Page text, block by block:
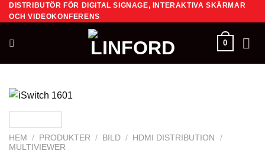
Skip
to
DISTRIBUTÖR FÖR DIGITAL SIGNAGE, INTERAKTIVA SKÄRMAR
OCH VIDEOKONFERENS
0
HEM / PRODUKTER / BILD / HDMI DISTRIBUTION
/
MULTIVIEWER